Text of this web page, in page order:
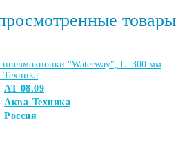
товары
пневмокнопки "Waterway", L=300 мм
АТ 08.09
Аква-Техника
Россия